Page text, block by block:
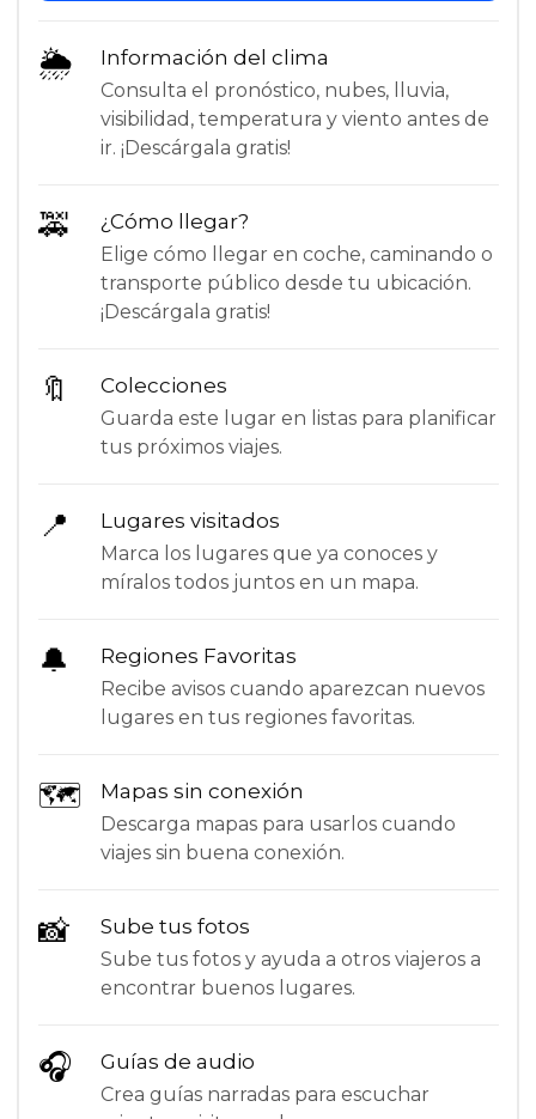
🌦 Información del clima
Consulta el pronóstico, nubes, lluvia,
visibilidad, temperatura y viento antes de
ir. ¡Descárgala gratis!
🚕 ¿Cómo llegar?
Elige cómo llegar en coche, caminando o
transporte público desde tu ubicación.
¡Descárgala gratis!
🔖 Colecciones
Guarda este lugar en listas para planificar
tus próximos viajes.
📍 Lugares visitados
Marca los lugares que ya conoces y
míralos todos juntos en un mapa.
🔔 Regiones Favoritas
Recibe avisos cuando aparezcan nuevos
lugares en tus regiones favoritas.
🗺 Mapas sin conexión
Descarga mapas para usarlos cuando
viajes sin buena conexión.
📸 Sube tus fotos
Sube tus fotos y ayuda a otros viajeros a
encontrar buenos lugares.
🎧 Guías de audio
Crea guías narradas para escuchar